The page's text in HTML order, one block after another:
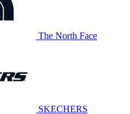
The North Face
SKECHERS